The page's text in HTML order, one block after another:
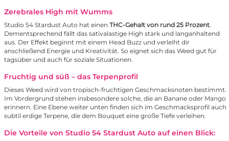
Zerebrales High mit Wumms
Studio 54 Stardust Auto hat einen THC-Gehalt von rund 25 Prozent.
Dementsprechend fällt das sativalastige High stark und langanhaltend
aus. Der Effekt beginnt mit einem Head Buzz und verleiht dir
anschließend Energie und Kreativität. So eignet sich das Weed gut für
tagsüber und auch für soziale Situationen.
Fruchtig und süß – das Terpenprofil
Dieses Weed wird von tropisch-fruchtigen Geschmacksnoten bestimmt.
Im Vordergrund stehen insbesondere solche, die an Banane oder Mango
erinnern. Eine Ebene weiter unten finden sich im Geschmacksprofil auch
subtil erdige Terpene, die dem Bouquet eine große Tiefe verleihen.
Die Vorteile von Studio 54 Stardust Auto auf einen Blick: